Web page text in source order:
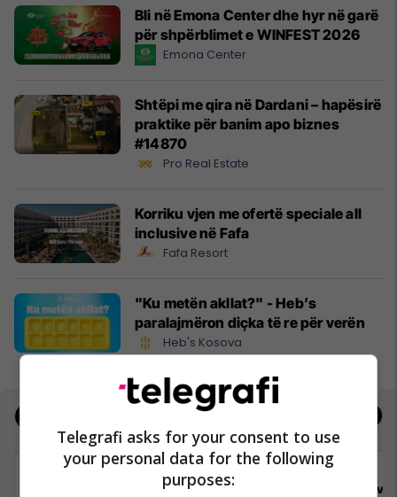
Bli në Emona Center dhe hyr në garë
për shpërblimet e WINFEST 2026
Emona Center
Shtëpi me qira në Dardani – hapësirë
praktike për banim apo biznes
#14870
Pro Real Estate
Korriku vjen me ofertë speciale all
inclusive në Fafa
Fafa Resort
"Ku metën akllat?" - Heb’s
paralajmëron diçka të re për verën
Heb's Kosova
Telegrafi asks for your consent to use
your personal data for the following
purposes: